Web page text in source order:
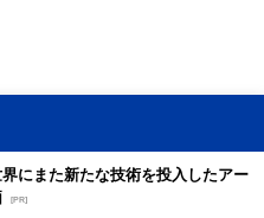
にまた新たな技術を投入したアー
[PR]